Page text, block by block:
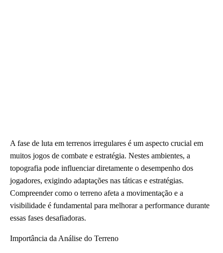
A fase de luta em terrenos irregulares é um aspecto crucial em
muitos jogos de combate e estratégia. Nestes ambientes, a
topografia pode influenciar diretamente o desempenho dos
jogadores, exigindo adaptações nas táticas e estratégias.
Compreender como o terreno afeta a movimentação e a
visibilidade é fundamental para melhorar a performance durante
essas fases desafiadoras.
Importância da Análise do Terreno